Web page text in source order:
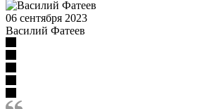
06 сентября 2023
Василий Фатеев